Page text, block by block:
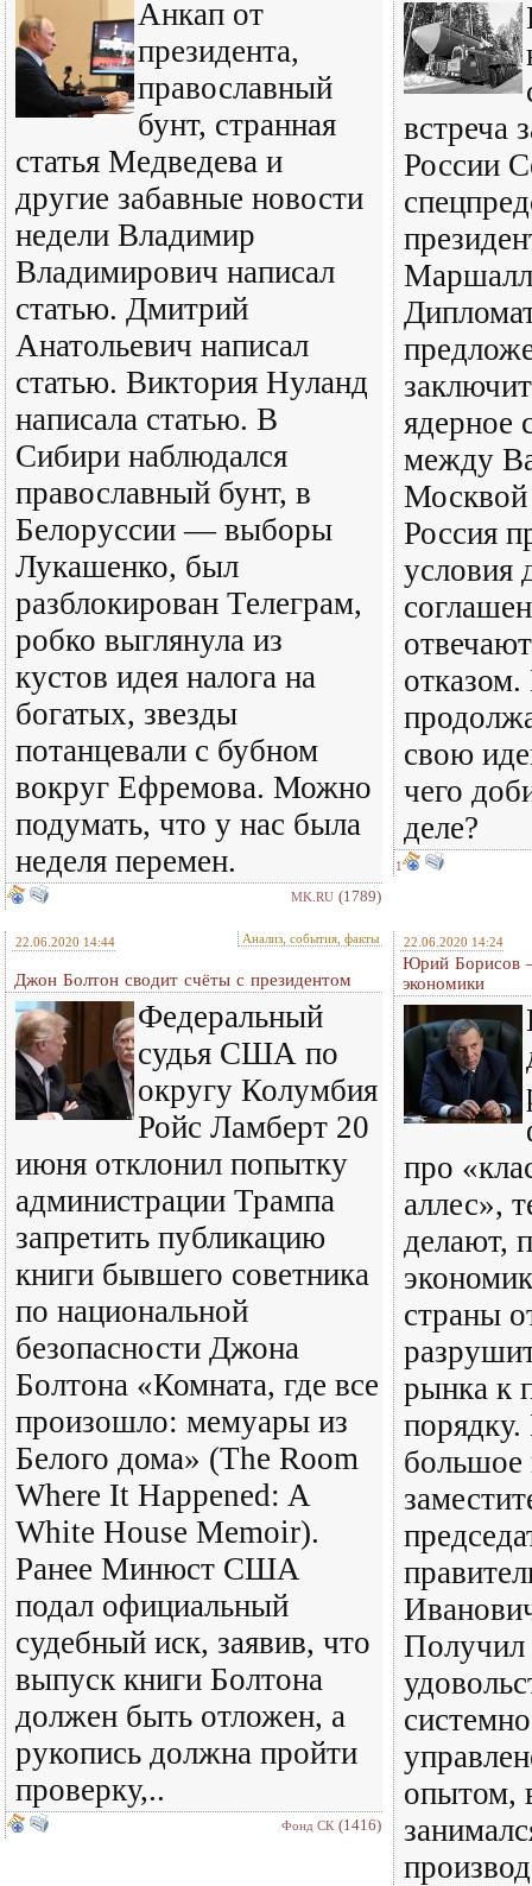
Анкап от
президента,
православный
бунт, странная
статья Медведева и
другие забавные новости
недели Владимир
Владимирович написал
статью. Дмитрий
Анатольевич написал
статью. Виктория Нуланд
написала статью. В
Сибири наблюдался
православный бунт, в
Белоруссии — выборы
Лукашенко, был
разблокирован Телеграм,
робко выглянула из
кустов идея налога на
богатых, звезды
потанцевали с бубном
вокруг Ефремова. Можно
подумать, что у нас была
неделя перемен.
MK.RU (1789)
встреча
России
ядерное
между
Россия
условия
свою
чего
деле?
1
22.06.2020 14:44 Анализ, события, факты
Джон Болтон сводит счёты с президентом
Федеральный
судья США по
округу Колумбия
Ройс Ламберт 20
июня отклонил попытку
администрации Трампа
запретить публикацию
книги бывшего советника
по национальной
безопасности Джона
Болтона «Комната, где все
произошло: мемуары из
Белого дома» (The Room
Where It Happened: A
White House Memoir).
Ранее Минюст США
подал официальный
судебный иск, заявив, что
выпуск книги Болтона
должен быть отложен, а
рукопись должна пройти
проверку,..
Фонд СК (1416)
22.06.2020 14:24
Юрий Борисов
экономики
про
аллес»,
делают,
страны
рынка к
большое
Получил
опытом,